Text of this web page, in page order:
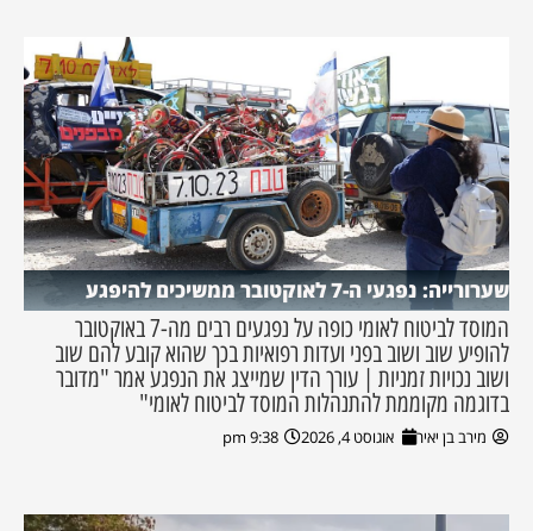
שערורייה: נפגעי ה-7 לאוקטובר ממשיכים להיפגע
המוסד לביטוח לאומי כופה על נפגעים רבים מה-7 באוקטובר
להופיע שוב ושוב בפני ועדות רפואיות בכך שהוא קובע להם שוב
ושוב נכויות זמניות | עורך הדין שמייצג את הנפגע אמר "מדובר
בדוגמה מקוממת להתנהלות המוסד לביטוח לאומי"
מירב בן יאיר אוגוסט 4, 2026 9:38 pm